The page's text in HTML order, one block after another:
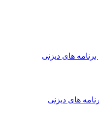
های دیزنی